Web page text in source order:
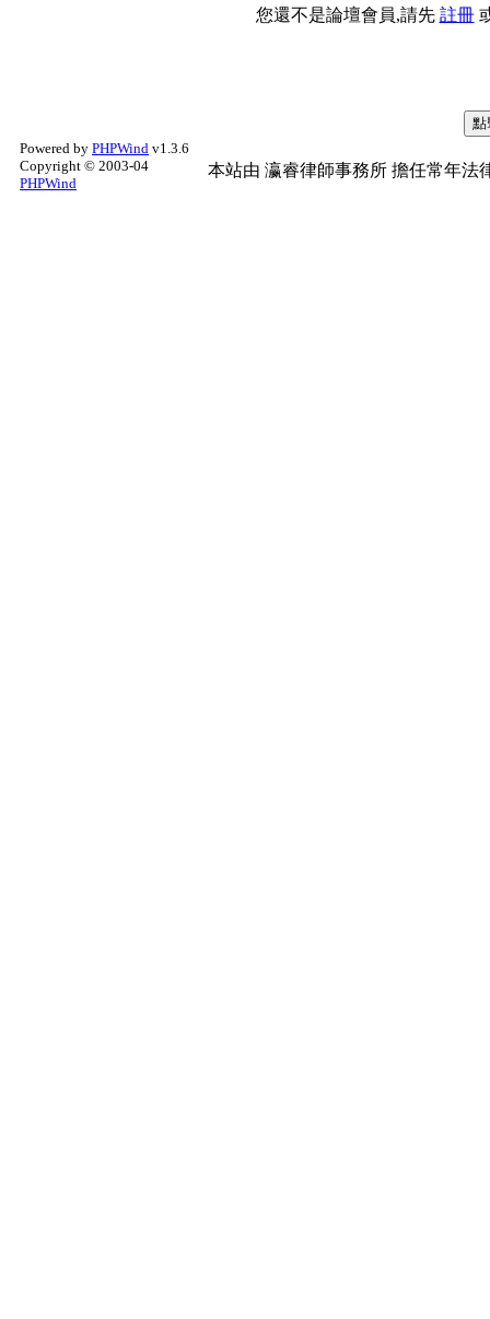
您還不是論壇會員,請先 註冊
Powered by PHPWind v1.3.6
Copyright © 2003-04
PHPWind
本站由 瀛睿律師事務所 擔任常年法